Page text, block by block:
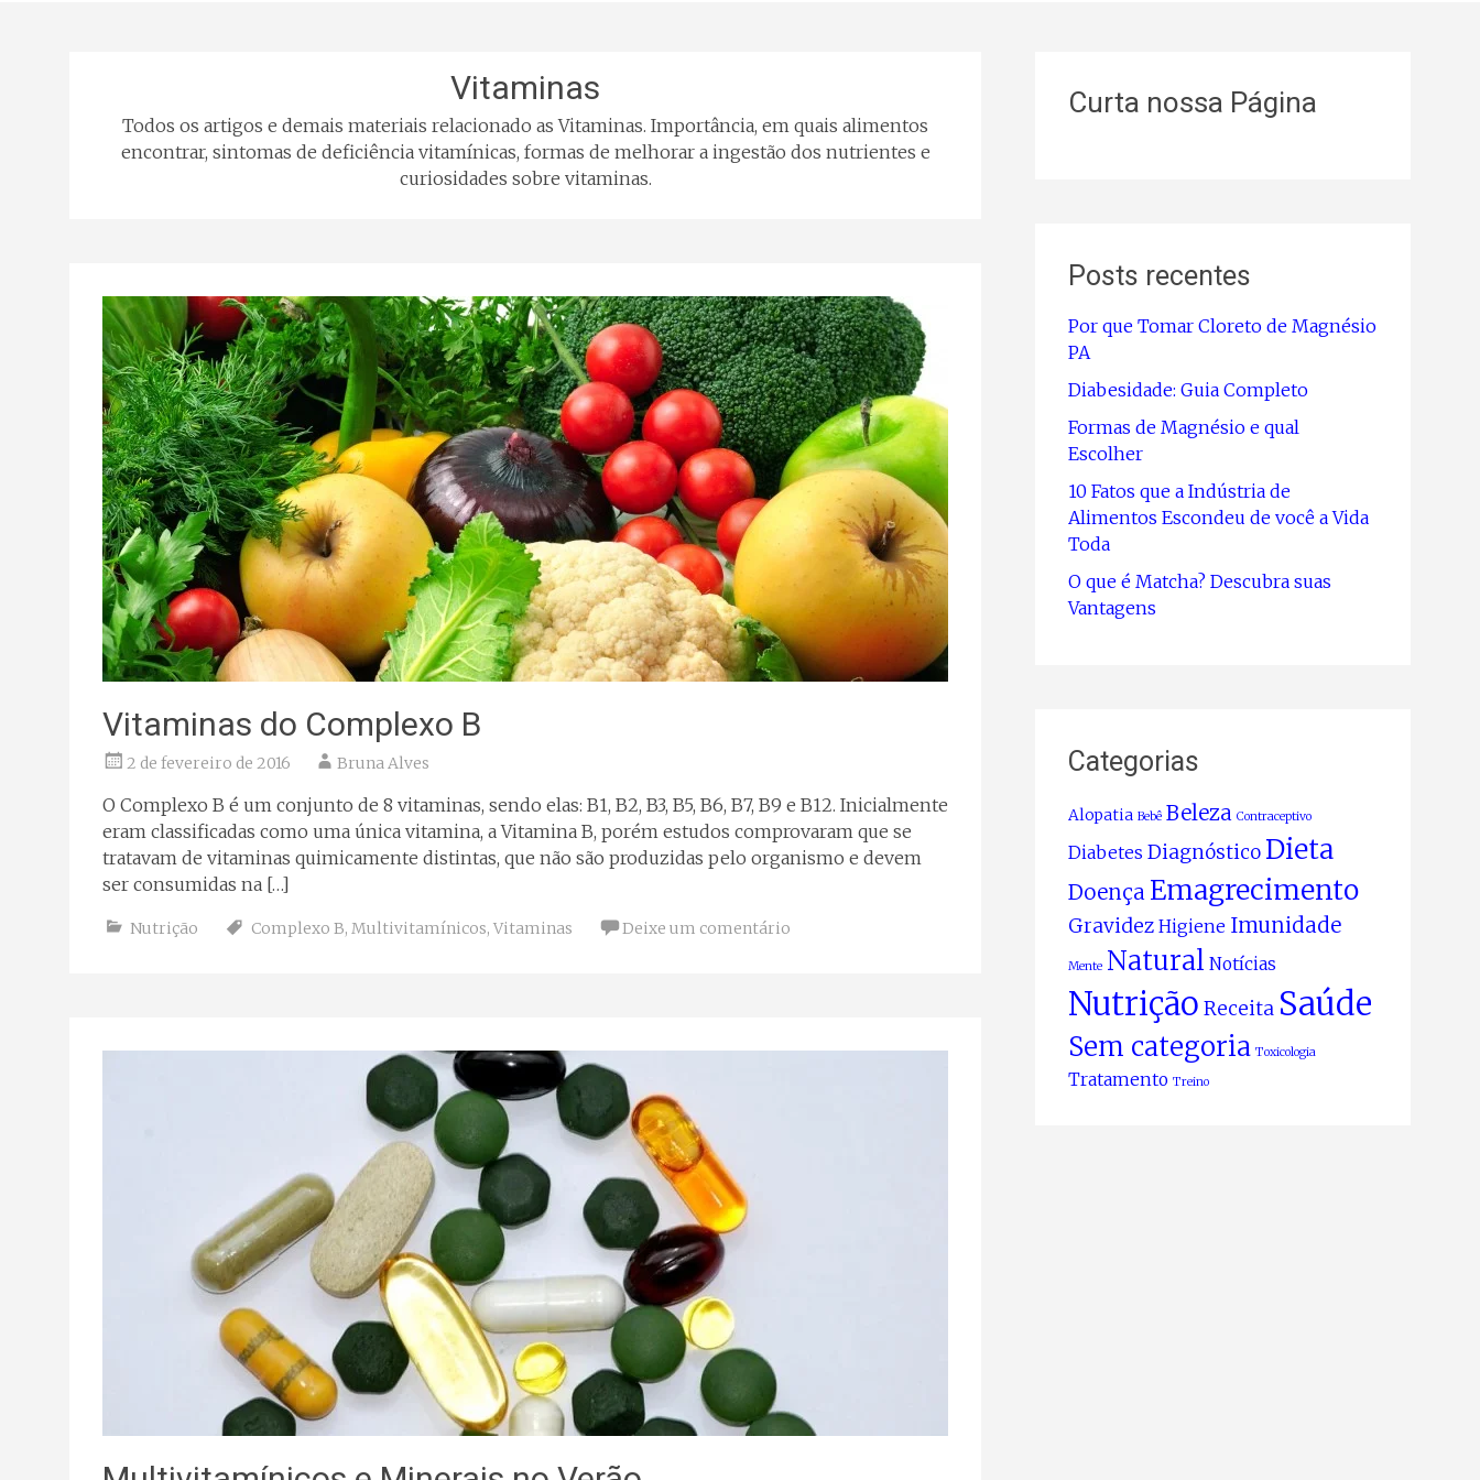
Vitaminas
Todos os artigos e demais materiais relacionado as Vitaminas. Importância, em quais alimentos
encontrar, sintomas de deficiência vitamínicas, formas de melhorar a ingestão dos nutrientes e
curiosidades sobre vitaminas.
Vitaminas do Complexo B
2 de fevereiro de 2016 Bruna Alves
O Complexo B é um conjunto de 8 vitaminas, sendo elas: B1, B2, B3, B5, B6, B7, B9 e B12. Inicialmente
eram classificadas como uma única vitamina, a Vitamina B, porém estudos comprovaram que se
tratavam de vitaminas quimicamente distintas, que não são produzidas pelo organismo e devem
ser consumidas na […]
Nutrição Complexo B, Multivitamínicos, Vitaminas Deixe um comentário
Curta nossa Página
Posts recentes
Por que Tomar Cloreto de Magnésio
PA
Diabesidade: Guia Completo
Formas de Magnésio e qual
Escolher
10 Fatos que a Indústria de
Alimentos Escondeu de você a Vida
Toda
O que é Matcha? Descubra suas
Vantagens
Categorias
Alopatia Bebê Beleza Contraceptivo
Diabetes Diagnóstico Dieta
Doença Emagrecimento
Gravidez Higiene Imunidade
Mente Natural Notícias
Nutrição Receita Saúde
Sem categoria Toxicologia
Tratamento Treino